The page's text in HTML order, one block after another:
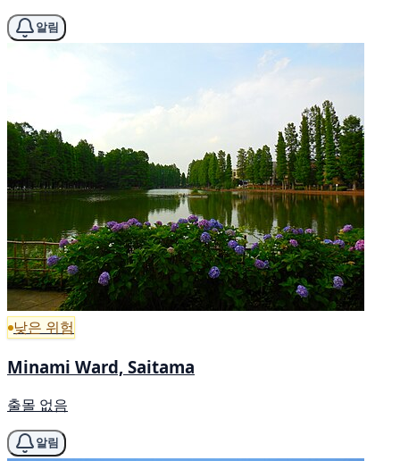
알림
낮은 위험
Minami Ward, Saitama
출몰 없음
알림